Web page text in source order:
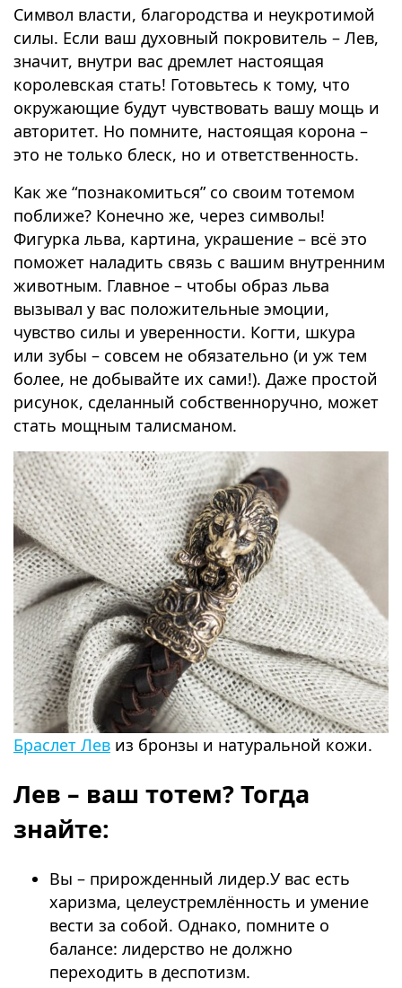
Символ власти, благородства и неукротимой
силы. Если ваш духовный покровитель – Лев,
значит, внутри вас дремлет настоящая
королевская стать! Готовьтесь к тому, что
окружающие будут чувствовать вашу мощь и
авторитет. Но помните, настоящая корона –
это не только блеск, но и ответственность.
Как же “познакомиться” со своим тотемом
поближе? Конечно же, через символы!
Фигурка льва, картина, украшение – всё это
поможет наладить связь с вашим внутренним
животным. Главное – чтобы образ льва
вызывал у вас положительные эмоции,
чувство силы и уверенности. Когти, шкура
или зубы – совсем не обязательно (и уж тем
более, не добывайте их сами!). Даже простой
рисунок, сделанный собственноручно, может
стать мощным талисманом.
Браслет Лев из бронзы и натуральной кожи.
Лев – ваш тотем? Тогда
знайте:
Вы – прирожденный лидер.У вас есть
харизма, целеустремлённость и умение
вести за собой. Однако, помните о
балансе: лидерство не должно
переходить в деспотизм.